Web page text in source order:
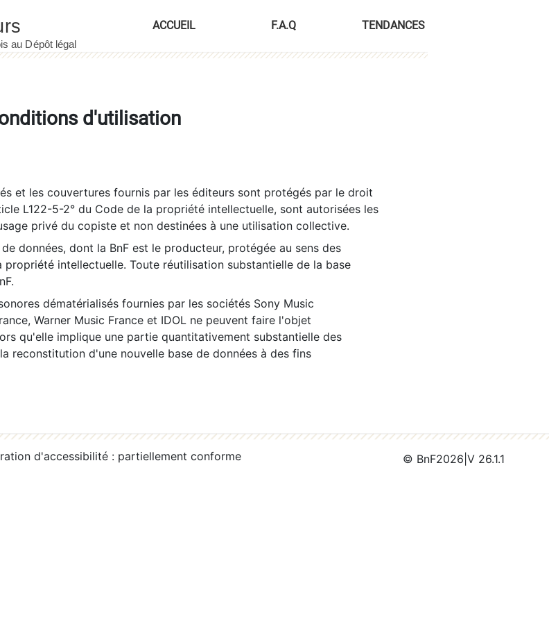
ACCUEIL F.A.Q TENDANCES
d'utilisation
et les couvertures fournis par les éditeurs sont protégés par le droit
L122-5-2° du Code de la propriété intellectuelle, sont autorisées les
privé du copiste et non destinées à une utilisation collective.
données, dont la BnF est le producteur, protégée au sens des
intellectuelle. Toute réutilisation substantielle de la base
dématérialisés fournies par les sociétés Sony Music
Warner Music France et IDOL ne peuvent faire l'objet
qu'elle implique une partie quantitativement substantielle des
reconstitution d'une nouvelle base de données à des fins
d'accessibilité : partiellement conforme © BnF2026 V 26.1.1